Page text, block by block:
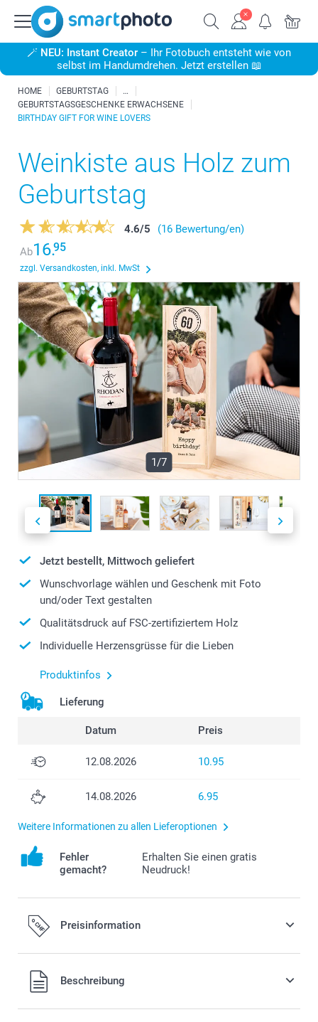
🪄 NEU: Instant Creator – Ihr Fotobuch entsteht wie von
selbst im Handumdrehen. Jetzt erstellen 📖
HOME
GEBURTSTAG
GEBURTSTAGSGESCHENKE ERWACHSENE
BIRTHDAY GIFT FOR WINE LOVERS
Weinkiste aus Holz zum
Geburtstag
4.6/5
(16 Bewertung/en)
Ab16.95
zzgl. Versandkosten, inkl. MwSt
1/7
Jetzt bestellt, Mittwoch geliefert
Wunschvorlage wählen und Geschenk mit Foto
und/oder Text gestalten
Qualitätsdruck auf FSC-zertifiziertem Holz
Individuelle Herzensgrüsse für die Lieben
Produktinfos
Lieferung
Datum Preis
12.08.2026 10.95
14.08.2026 6.95
Weitere Informationen zu allen Lieferoptionen
Fehler
gemacht?
Erhalten Sie einen gratis
Neudruck!
Preisinformation
Alle Preise verstehen sich in Schweizer Franken (CHF) inkl.
MwSt. und zzgl. Versandkosten.
Beschreibung